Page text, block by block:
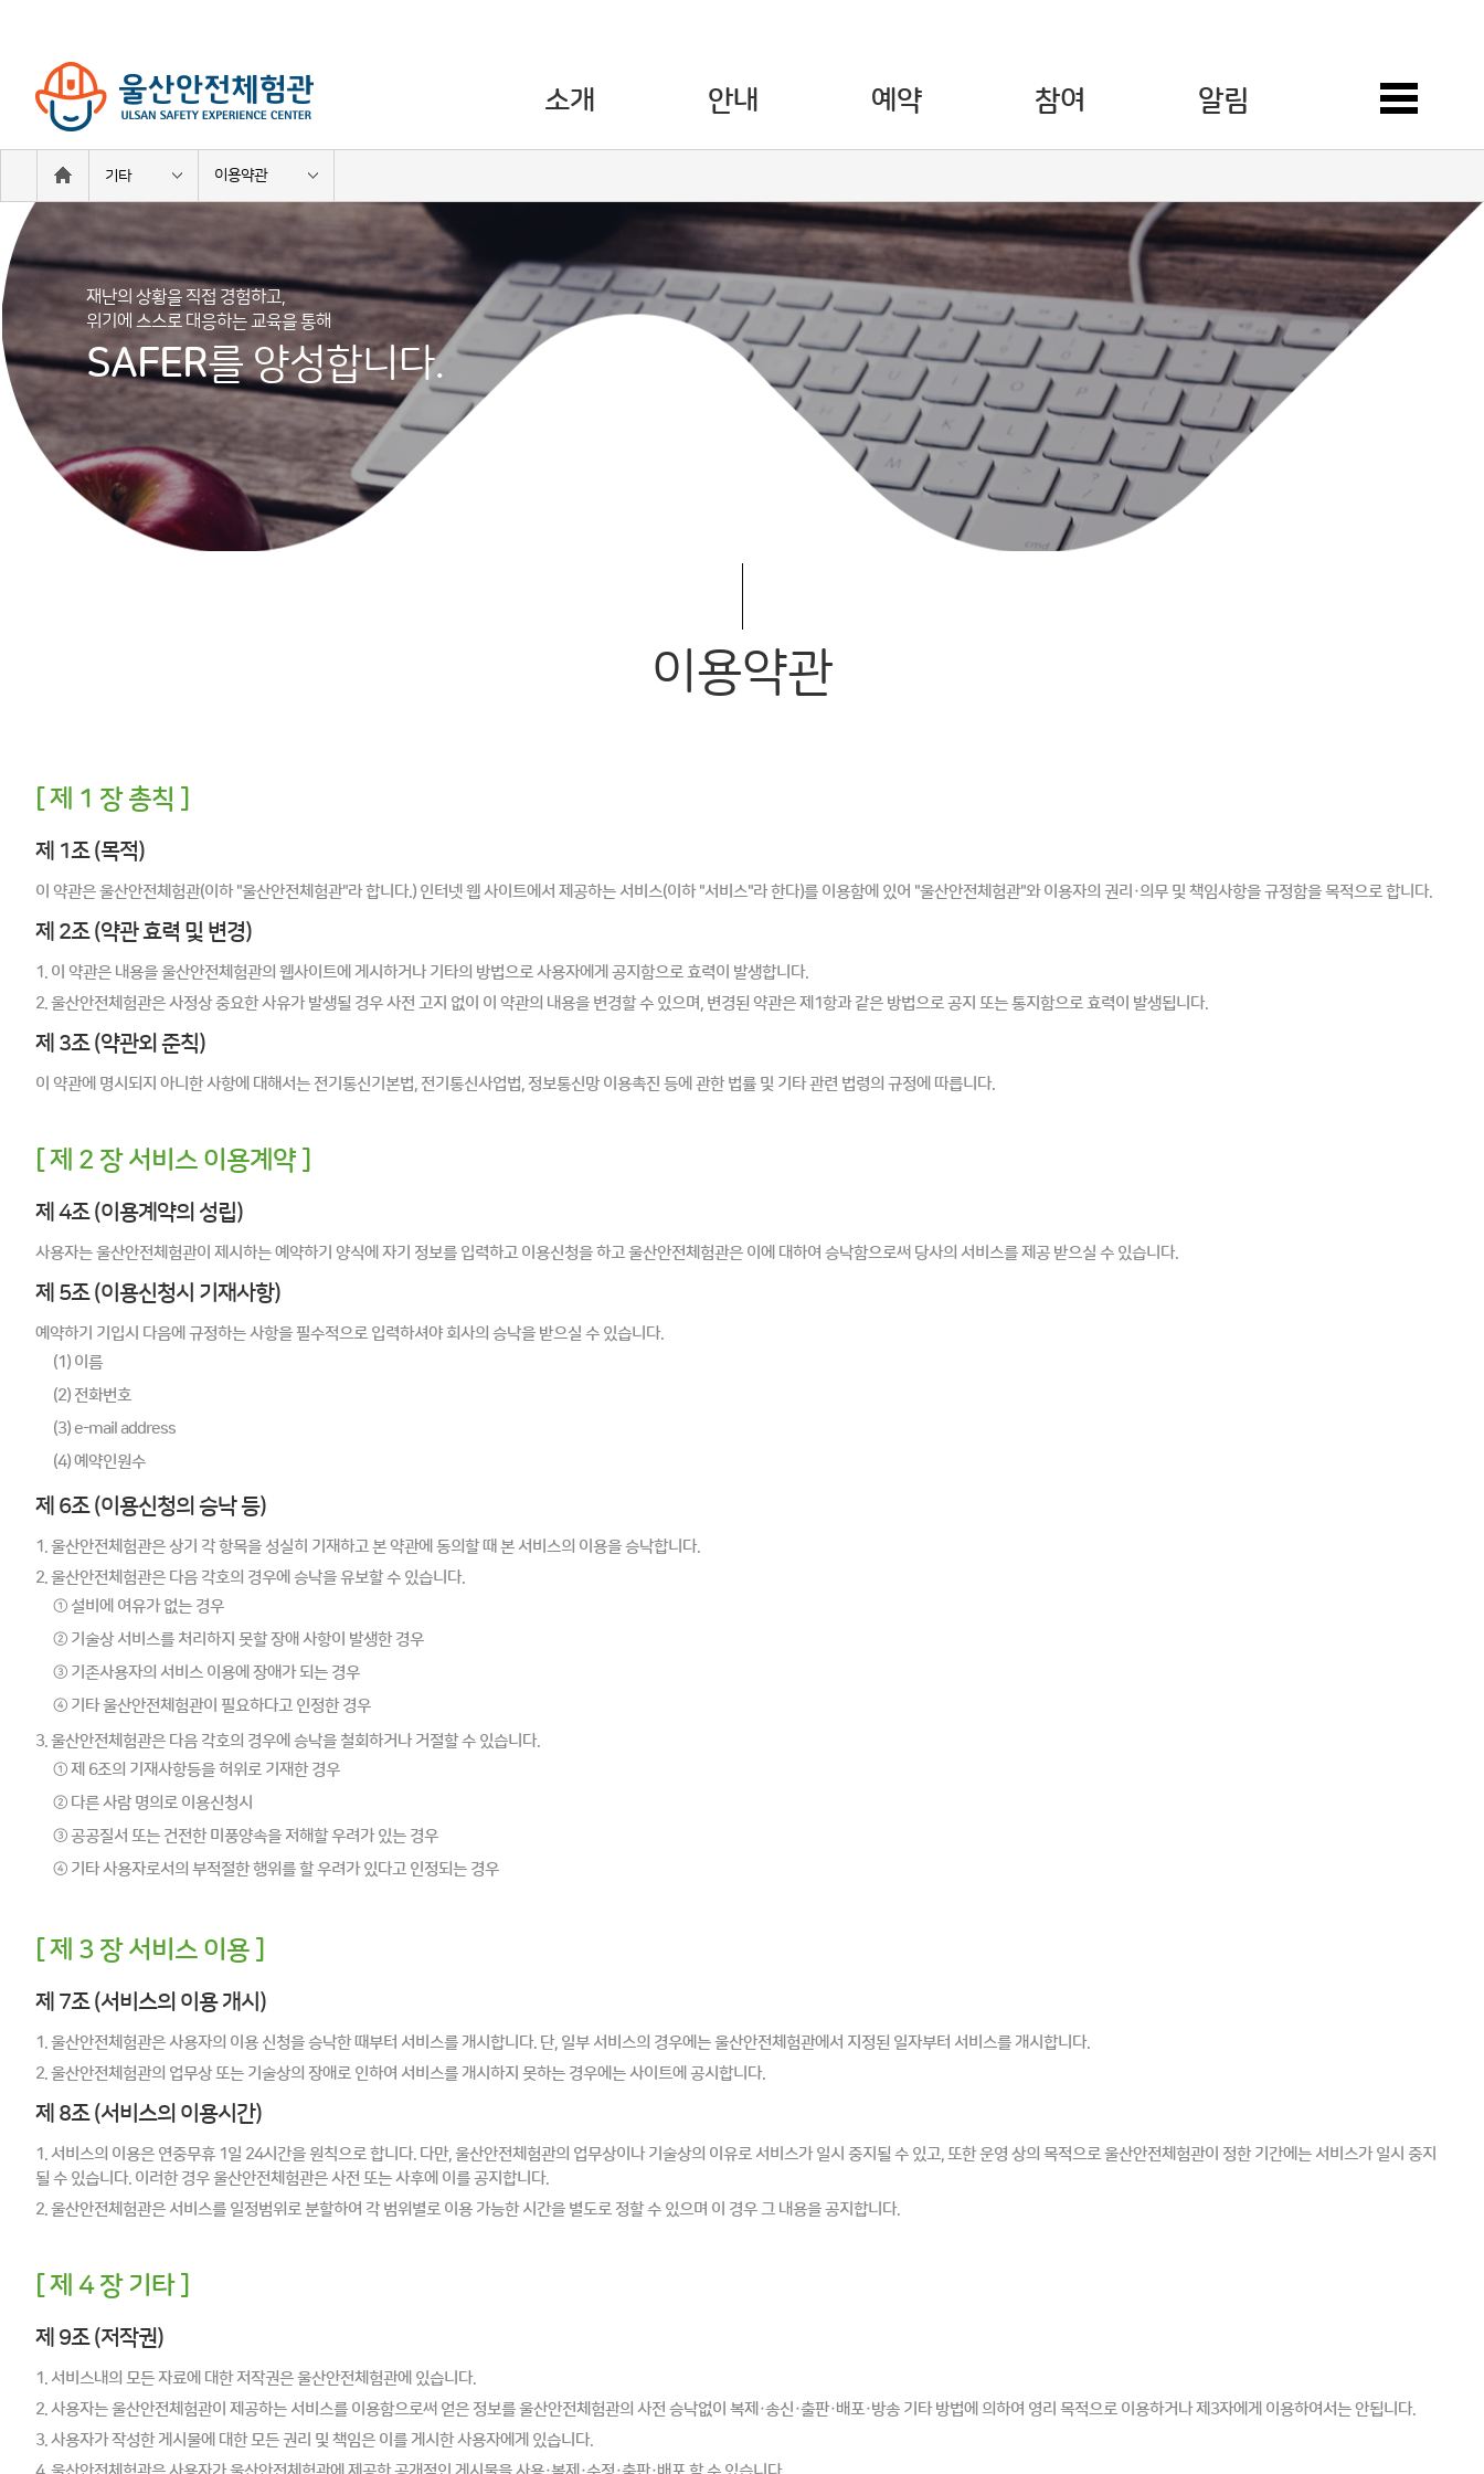
소개 안내 예약 참여 알림
기타 이용약관
재난의 상황을 직접 경험하고,
위기에 스스로 대응하는 교육을 통해
SAFER를 양성합니다.
이용약관
[ 제 1 장 총칙 ]
제 1조 (목적)
이 약관은 울산안전체험관(이하 "울산안전체험관"라 합니다.) 인터넷 웹 사이트에서 제공하는 서비스(이하 "서비스"라 한다)를 이용함에 있어 "울산안전체험관"와 이용자의 권리·의무 및 책임사항을 규정함을 목적으로 합니다.
제 2조 (약관 효력 및 변경)
1. 이 약관은 내용을 울산안전체험관의 웹사이트에 게시하거나 기타의 방법으로 사용자에게 공지함으로 효력이 발생합니다.
2. 울산안전체험관은 사정상 중요한 사유가 발생될 경우 사전 고지 없이 이 약관의 내용을 변경할 수 있으며, 변경된 약관은 제1항과 같은 방법으로 공지 또는 통지함으로 효력이 발생됩니다.
제 3조 (약관외 준칙)
이 약관에 명시되지 아니한 사항에 대해서는 전기통신기본법, 전기통신사업법, 정보통신망 이용촉진 등에 관한 법률 및 기타 관련 법령의 규정에 따릅니다.
[ 제 2 장 서비스 이용계약 ]
제 4조 (이용계약의 성립)
사용자는 울산안전체험관이 제시하는 예약하기 양식에 자기 정보를 입력하고 이용신청을 하고 울산안전체험관은 이에 대하여 승낙함으로써 당사의 서비스를 제공 받으실 수 있습니다.
제 5조 (이용신청시 기재사항)
예약하기 기입시 다음에 규정하는 사항을 필수적으로 입력하셔야 회사의 승낙을 받으실 수 있습니다.
(1) 이름
(2) 전화번호
(3) e-mail address
(4) 예약인원수
제 6조 (이용신청의 승낙 등)
1. 울산안전체험관은 상기 각 항목을 성실히 기재하고 본 약관에 동의할 때 본 서비스의 이용을 승낙합니다.
2. 울산안전체험관은 다음 각호의 경우에 승낙을 유보할 수 있습니다.
① 설비에 여유가 없는 경우
② 기술상 서비스를 처리하지 못할 장애 사항이 발생한 경우
③ 기존사용자의 서비스 이용에 장애가 되는 경우
④ 기타 울산안전체험관이 필요하다고 인정한 경우
3. 울산안전체험관은 다음 각호의 경우에 승낙을 철회하거나 거절할 수 있습니다.
① 제 6조의 기재사항등을 허위로 기재한 경우
② 다른 사람 명의로 이용신청시
③ 공공질서 또는 건전한 미풍양속을 저해할 우려가 있는 경우
④ 기타 사용자로서의 부적절한 행위를 할 우려가 있다고 인정되는 경우
[ 제 3 장 서비스 이용 ]
제 7조 (서비스의 이용 개시)
1. 울산안전체험관은 사용자의 이용 신청을 승낙한 때부터 서비스를 개시합니다. 단, 일부 서비스의 경우에는 울산안전체험관에서 지정된 일자부터 서비스를 개시합니다.
2. 울산안전체험관의 업무상 또는 기술상의 장애로 인하여 서비스를 개시하지 못하는 경우에는 사이트에 공시합니다.
제 8조 (서비스의 이용시간)
1. 서비스의 이용은 연중무휴 1일 24시간을 원칙으로 합니다. 다만, 울산안전체험관의 업무상이나 기술상의 이유로 서비스가 일시 중지될 수 있고, 또한 운영 상의 목적으로 울산안전체험관이 정한 기간에는 서비스가 일시 중지
될 수 있습니다. 이러한 경우 울산안전체험관은 사전 또는 사후에 이를 공지합니다.
2. 울산안전체험관은 서비스를 일정범위로 분할하여 각 범위별로 이용 가능한 시간을 별도로 정할 수 있으며 이 경우 그 내용을 공지합니다.
[ 제 4 장 기타 ]
제 9조 (저작권)
1. 서비스내의 모든 자료에 대한 저작권은 울산안전체험관에 있습니다.
2. 사용자는 울산안전체험관이 제공하는 서비스를 이용함으로써 얻은 정보를 울산안전체험관의 사전 승낙없이 복제·송신·출판·배포·방송 기타 방법에 의하여 영리 목적으로 이용하거나 제3자에게 이용하여서는 안됩니다.
3. 사용자가 작성한 게시물에 대한 모든 권리 및 책임은 이를 게시한 사용자에게 있습니다.